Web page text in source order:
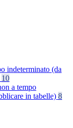
indeterminato (da
10
a tempo
in tabelle) 8